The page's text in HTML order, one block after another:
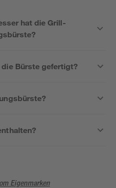
hat die Grill-
Bürste gefertigt?
Eigenmarken